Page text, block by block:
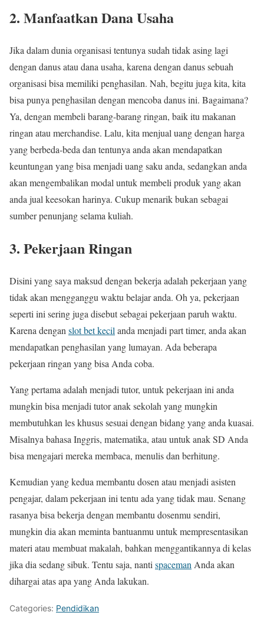
2. Manfaatkan Dana Usaha
Jika dalam dunia organisasi tentunya sudah tidak asing lagi
dengan danus atau dana usaha, karena dengan danus sebuah
organisasi bisa memiliki penghasilan. Nah, begitu juga kita, kita
bisa punya penghasilan dengan mencoba danus ini. Bagaimana?
Ya, dengan membeli barang-barang ringan, baik itu makanan
ringan atau merchandise. Lalu, kita menjual uang dengan harga
yang berbeda-beda dan tentunya anda akan mendapatkan
keuntungan yang bisa menjadi uang saku anda, sedangkan anda
akan mengembalikan modal untuk membeli produk yang akan
anda jual keesokan harinya. Cukup menarik bukan sebagai
sumber penunjang selama kuliah.
3. Pekerjaan Ringan
Disini yang saya maksud dengan bekerja adalah pekerjaan yang
tidak akan mengganggu waktu belajar anda. Oh ya, pekerjaan
seperti ini sering juga disebut sebagai pekerjaan paruh waktu.
Karena dengan slot bet kecil anda menjadi part timer, anda akan
mendapatkan penghasilan yang lumayan. Ada beberapa
pekerjaan ringan yang bisa Anda coba.
Yang pertama adalah menjadi tutor, untuk pekerjaan ini anda
mungkin bisa menjadi tutor anak sekolah yang mungkin
membutuhkan les khusus sesuai dengan bidang yang anda kuasai.
Misalnya bahasa Inggris, matematika, atau untuk anak SD Anda
bisa mengajari mereka membaca, menulis dan berhitung.
Kemudian yang kedua membantu dosen atau menjadi asisten
pengajar, dalam pekerjaan ini tentu ada yang tidak mau. Senang
rasanya bisa bekerja dengan membantu dosenmu sendiri,
mungkin dia akan meminta bantuanmu untuk mempresentasikan
materi atau membuat makalah, bahkan menggantikannya di kelas
jika dia sedang sibuk. Tentu saja, nanti spaceman Anda akan
dihargai atas apa yang Anda lakukan.
Categories: Pendidikan